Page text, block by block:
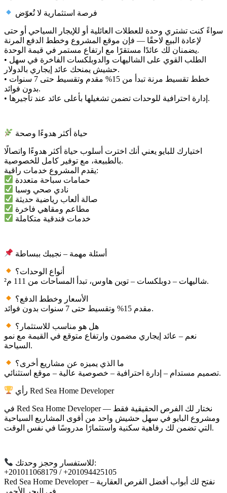
فرصة استثمارية لا تُعوّض
سواءً كنت تشتري وحدة للعطلات العائلية أو للإيجار السياحي أو حتى
لإعادة البيع لاحقًا — فإن موقع المشروع وخطط الدفع المرنة
يضمنان لك عائدًا مستقرًا مع ارتفاع مستمر في قيمة الوحدة.
• الطلب القوي على الشاليهات والدوبلكسات الفاخرة في سهل
حشيش يمنحك عائد إيجاري بالدولار.
• خطط تقسيط مرنة تبدأ من 15% مقدم وتقسيط حتى 7 سنوات
بدون فوائد.
• إدارة احترافية للوحدات تضمن تشغيلها بأعلى عائد عند تأجيرها.
حياة أكثر هدوءًا وصحة
اختيارك للبايو يعني أنك اخترت أسلوب حياة أكثر هدوءًا واتصالًا
بالطبيعة، مع توفير كامل للخصوصية.
يقدم المشروع خدمات راقية:
حمامات سباحة متعددة
نادي صحي وسبا
صالة ألعاب رياضية حديثة
مطاعم ومقاهي فاخرة
خدمات فندقية متكاملة
أسئلة مهمة – نجيبك ببساطة
أنواع الوحدات؟
شاليهات – دوبلكسات – توين هاوس، تبدأ المساحات من 111 م².
الأسعار وخطط الدفع؟
مقدم 15% وتقسيط حتى 7 سنوات بدون فوائد.
هل هو مناسب للاستثمار؟
نعم – عائد إيجاري مضمون وارتفاع متوقع في القيمة مع نمو
السياحة.
ما الذي يميزه عن مشاريع أخرى؟
تصميم مستدام – إدارة احترافية – خصوصية عالية – موقع استثنائي.
رأي Red Sea Home Developer
في Red Sea Home Developer نختار لك الفرص الحقيقية فقط —
ومشروع البايو في سهل حشيش واحد من أقوى المشاريع السياحية
التي تضمن لك رفاهية سكنية واستثمارًا مدروسًا في نفس الوقت.
للاستفسار وحجز وحدتك:
+201011068179 / +201094425105
Red Sea Home Developer – نفتح لك أبواب أفضل الفرص العقارية